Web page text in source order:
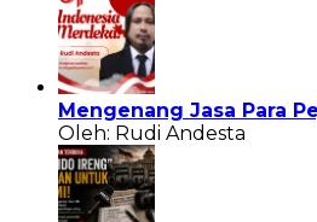
Mengenang Jasa Para
Oleh: Rudi Andesta